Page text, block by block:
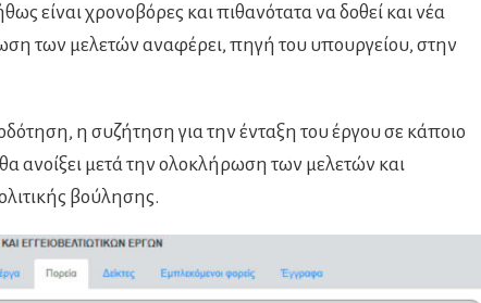
είναι χρονοβόρες και πιθανότατα να δοθεί και νέα
των μελετών αναφέρει, πηγή του υπουργείου, στην
η συζήτηση για την ένταξη του έργου σε κάποιο
ανοίξει μετά την ολοκλήρωση των μελετών και
βούλησης.